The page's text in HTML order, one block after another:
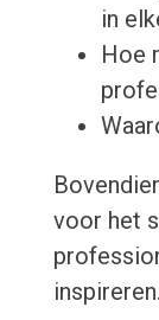
in
Hoe
voor het
inspireren.